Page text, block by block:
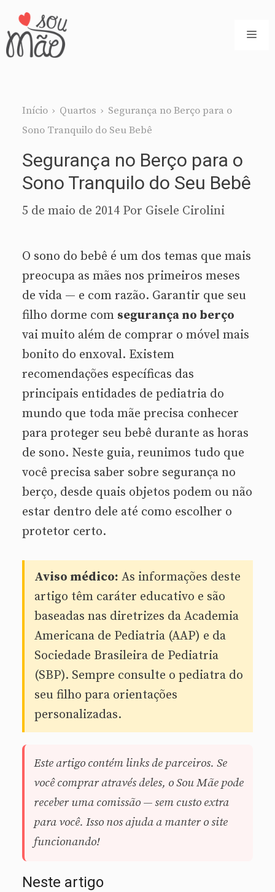
Pular
para
Início › Quartos › Segurança no Berço para o
Sono Tranquilo do Seu Bebê
Segurança no Berço para o
Sono Tranquilo do Seu Bebê
5 de maio de 2014 Por Gisele Cirolini
O sono do bebê é um dos temas que mais
preocupa as mães nos primeiros meses
de vida — e com razão. Garantir que seu
filho dorme com segurança no berço
vai muito além de comprar o móvel mais
bonito do enxoval. Existem
recomendações específicas das
principais entidades de pediatria do
mundo que toda mãe precisa conhecer
para proteger seu bebê durante as horas
de sono. Neste guia, reunimos tudo que
você precisa saber sobre segurança no
berço, desde quais objetos podem ou não
estar dentro dele até como escolher o
protetor certo.
Aviso médico: As informações deste
artigo têm caráter educativo e são
baseadas nas diretrizes da Academia
Americana de Pediatria (AAP) e da
Sociedade Brasileira de Pediatria
(SBP). Sempre consulte o pediatra do
seu filho para orientações
personalizadas.
Este artigo contém links de parceiros. Se
você comprar através deles, o Sou Mãe pode
receber uma comissão — sem custo extra
para você. Isso nos ajuda a manter o site
funcionando!
Neste artigo